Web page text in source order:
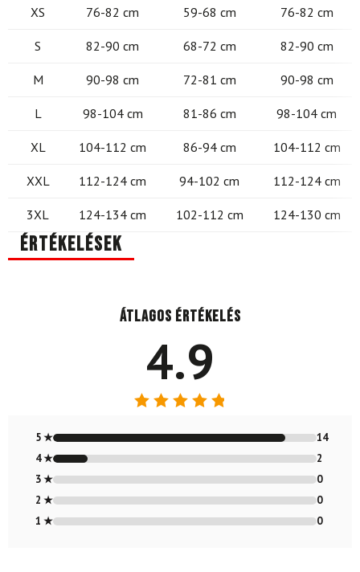
XS 76-82 cm 59-68 cm 76-82 cm
S 82-90 cm 68-72 cm 82-90 cm
M 90-98 cm 72-81 cm 90-98 cm
L 98-104 cm 81-86 cm 98-104 cm
XL 104-112 cm 86-94 cm 104-112 cm
XXL 112-124 cm 94-102 cm 112-124 cm
3XL 124-134 cm 102-112 cm 124-130 cm
Értékelések
Átlagos értékelés
4.9
4.88/ 5
5 ★
14
4 ★
2
3 ★
0
2 ★
0
1 ★
0